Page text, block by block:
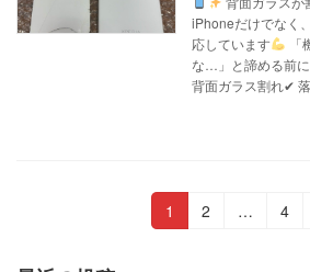
iPhoneだけでなく
応しています
な…」と諦める前
背面ガラス割れ✔
固
定
1
固
2 …
固
4